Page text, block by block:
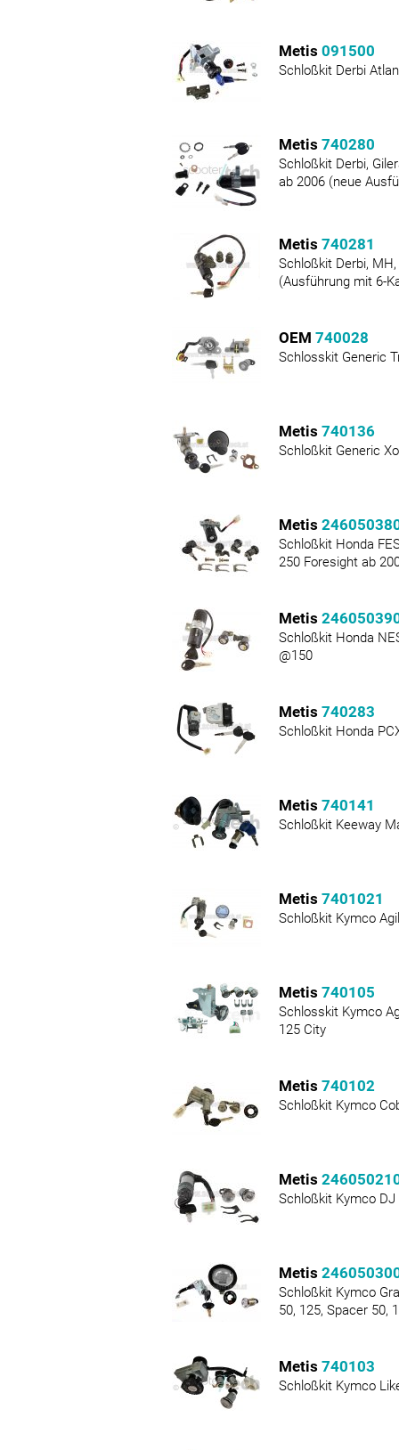
Metis 091500
Schloßkit Derbi
Metis 740280
Schloßkit Derbi,
ab 2006 (neue
Metis 740281
Schloßkit Derbi,
(Ausführung mit 6-
OEM 740028
Schlosskit Generic
Metis 740136
Schloßkit Generic
Metis
Schloßkit Honda
250 Foresight ab
Metis
Schloßkit Honda
@150
Metis 740283
Schloßkit Honda
Metis 740141
Schloßkit Keeway
Metis 7401021
Schloßkit Kymco
Metis 740105
Schlosskit Kymco
125 City
Metis 740102
Schloßkit Kymco
Metis
Schloßkit Kymco DJ
Metis
Schloßkit Kymco
50, 125, Spacer 50,
Metis 740103
Schloßkit Kymco